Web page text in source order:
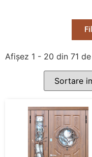
Afișez 1 - 20 din 71